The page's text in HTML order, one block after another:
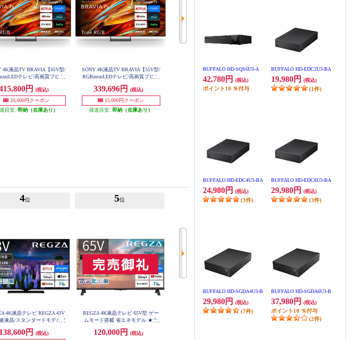
BUFFALO HD-SQS6U3-A
42,780円 (税込)
ポイント 10 ％付与
BUFFALO HD-EDC2U3-BA
19,980円 (税込)
(1件)
BUFFALO HD-EDC4U3-BA
24,980円 (税込)
(3件)
BUFFALO HD-EDC6U3-BA
29,980円 (税込)
(3件)
BUFFALO HD-SGDA4U3-B
29,980円 (税込)
(7件)
BUFFALO HD-SGDA6U3-B
37,980円 (税込)
ポイント 10 ％付与
(2件)
4K液晶TV BRAVIA【65V型/
テレビ/高画質プロセ
送対象商品 K65XR70M2
円
(税込)
20,000円クーポン
目安: 即納（在庫あり）
SONY 4K液晶TV BRAVIA【55V型/
RGBminiLEDテレビ/高画質プロセ
70M2
339,696円
(税込)
15,000円クーポン
発送目安: 即納（在庫あり）
SONY 4K液晶TV BRAVIA【50V型/
RGBminiLEDテレビ/高画質プロセ
ッサーXR搭載/GoogleTV】 K50XR
70M2
326,700円 (税込)
SHARP テレビAQUOS(アクオス)H
N2ライン【43V型/GoogleTV搭載】
4T-C43HN2
158,400円(税込)
4位
4K液晶テレビ REGZA 43V
液晶/スタンダードモデル 4
138,600円
(税込)
5位
REGZA 4K液晶テレビ 65V型 ゲー
ムモード搭載 省エネモデル ★大
120,000円 (税込)
6位
Panasonic 4K液晶テレビ VIERA(ビ
7 位
Panasonic 4K有機ELテレビ VIERA
(ビエラ) 55V型/最新世代高輝度パ